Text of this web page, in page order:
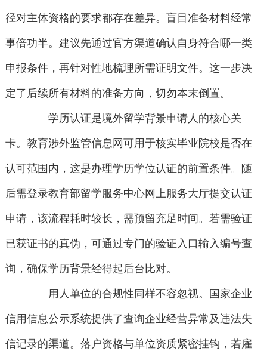
径对主体资格的要求都存在差异。盲目准备材料经常
事倍功半。建议先通过官方渠道确认自身符合哪一类
申报条件，再针对性地梳理所需证明文件。这一步决
定了后续所有材料的准备方向，切勿本末倒置。
学历认证是境外留学背景申请人的核心关
卡。教育涉外监管信息网可用于核实毕业院校是否在
认可范围内，这是办理学历学位认证的前置条件。随
后需登录教育部留学服务中心网上服务大厅提交认证
申请，该流程耗时较长，需预留充足时间。若需验证
已获证书的真伪，可通过专门的验证入口输入编号查
询，确保学历背景经得起后台比对。
用人单位的合规性同样不容忽视。国家企业
信用信息公示系统提供了查询企业经营异常及违法失
信记录的渠道。落户资格与单位资质紧密挂钩，若雇